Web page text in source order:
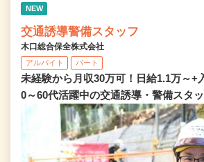
NEW
交通誘導警備スタッフ
木口総合保全株式会社
アルバイト パート
未経験から月収30万可！日給1.1万～+
0～60代活躍中の交通誘導・警備スタ